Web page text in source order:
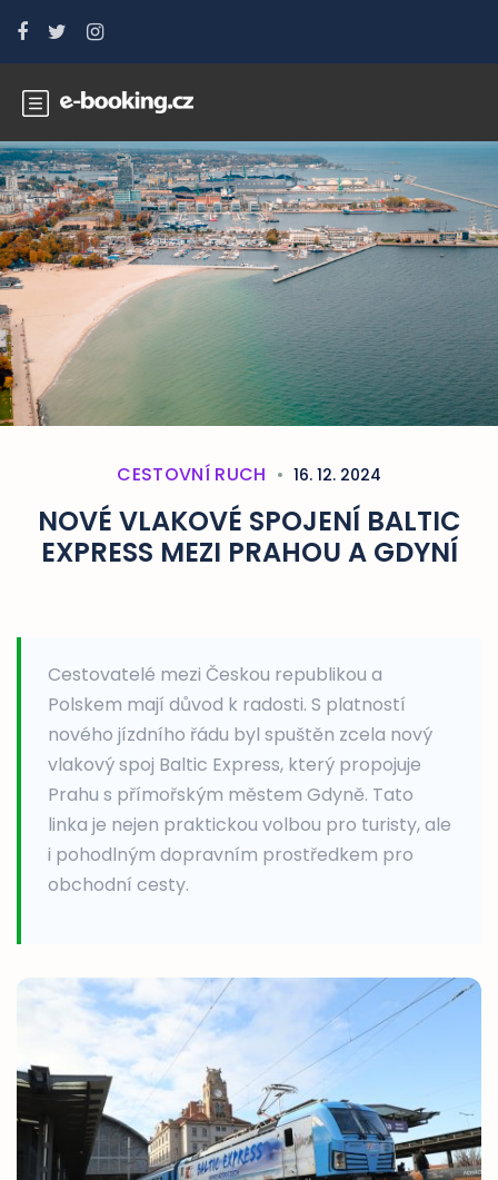
CESTOVNÍ RUCH 16. 12. 2024
NOVÉ VLAKOVÉ SPOJENÍ BALTIC
EXPRESS MEZI PRAHOU A GDYNÍ
Cestovatelé mezi Českou republikou a
Polskem mají důvod k radosti. S platností
nového jízdního řádu byl spuštěn zcela nový
vlakový spoj Baltic Express, který propojuje
Prahu s přímořským městem Gdyně. Tato
linka je nejen praktickou volbou pro turisty, ale
i pohodlným dopravním prostředkem pro
obchodní cesty.